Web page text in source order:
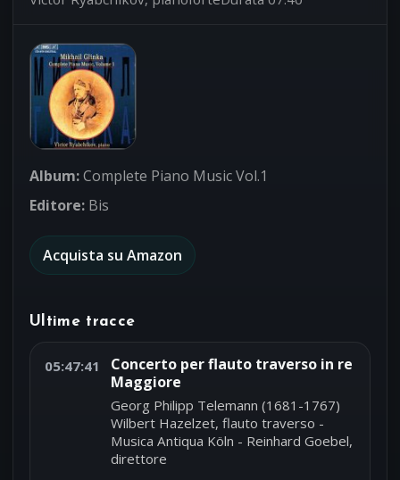
Album:Complete Piano Music Vol.1
Editore: Bis
Acquista su Amazon
Ultime tracce
05:47:41
Concerto per flauto traverso in re
Maggiore
Georg Philipp Telemann (1681-1767)
Wilbert Hazelzet, flauto traverso -
Musica Antiqua Köln - Reinhard Goebel,
direttore